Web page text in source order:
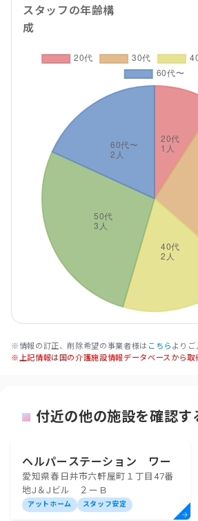
スタッフの年齢構
成
※情報の訂正、削除希望の事業者様は こちら よりご
※上記情報は国の介護施設情報データベースから取
付近の他の施設を確認す
ヘルパーステーション ワー
クビー春日井
愛知県春日井市六軒屋町１丁目47番
地J＆Jビル ２ーＢ
アットホーム スタッフ安定